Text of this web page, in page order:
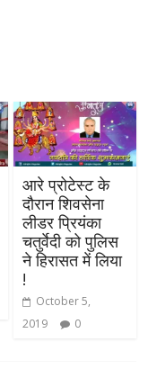
आरे प्रोटेस्ट के
दौरान शिवसेना
लीडर प्रियंका
चतुर्वेदी को पुलिस
ने हिरासत में लिया
!
October 5,
2019
0